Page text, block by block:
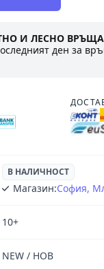
И ЛЕСНО
ден за
В НАЛИЧНОСТ
Магазин:София,
10+
NEW / НОВ